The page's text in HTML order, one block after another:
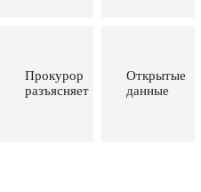
Прокурор
разъясняет
Открытые
данные